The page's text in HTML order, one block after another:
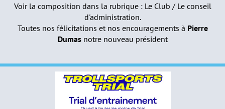
Voir la composition dans la rubrique : Le Club / Le conseil
d'administration.
Toutes nos félicitations et nos encouragements à Pierre
Dumasnotre nouveau président